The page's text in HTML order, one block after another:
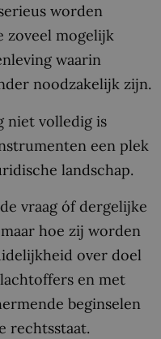
worden
zoveel mogelijk
waarin
noodzakelijk zijn.
niet volledig is
een plek
landschap.
vraag óf dergelijke
hoe zij worden
over doel
en met
beginselen
rechtsstaat.